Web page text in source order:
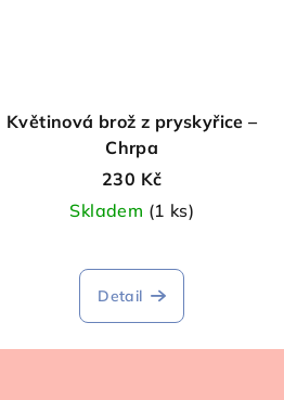
Květinová brož z pryskyřice –
Chrpa
230 Kč
Skladem (1 ks)
Detail